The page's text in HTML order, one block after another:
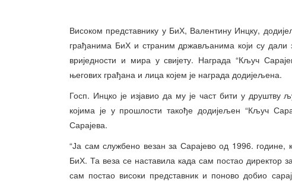
Високом представнику у БиХ, Валентину Инцку,
грађанима БиХ и страним држављанима који су дали
вриједности и мира у свијету. Награда “Кључ
његових грађана и лица којем је награда додијељена.
Госп. Инцко је изјавио да му је част бити у
којима је у прошлости такође додијељен “Кључ
Сарајева.
“Ја сам службено везан за Сарајево од 1996.
БиХ. Та веза се наставила када сам постао директор
сам постао високи представник и поново добио